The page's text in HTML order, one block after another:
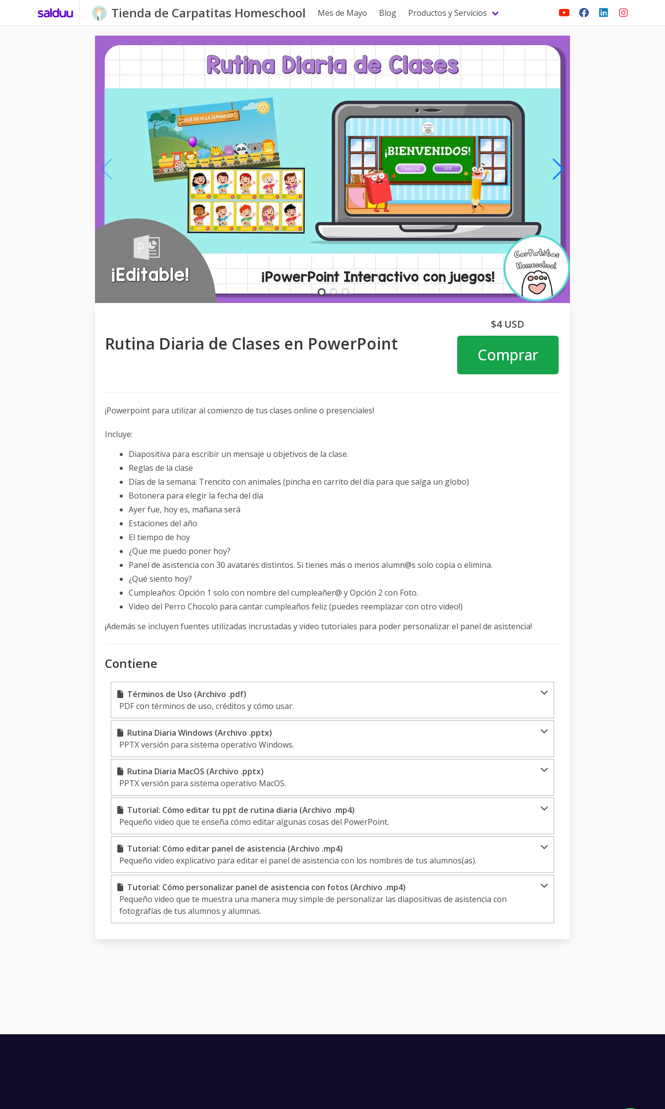
Tienda de Carpatitas Homeschool Mes de Mayo Blog Productos y Servicios
Rutina Diaria de Clases en PowerPoint
$4 USD
Comprar
¡Powerpoint para utilizar al comienzo de tus clases online o presenciales!
Incluye:
Diapositiva para escribir un mensaje u objetivos de la clase.
Reglas de la clase
Días de la semana: Trencito con animales (pincha en carrito del día para que salga un globo)
Botonera para elegir la fecha del día
Ayer fue, hoy es, mañana será
Estaciones del año
El tiempo de hoy
¿Que me puedo poner hoy?
Panel de asistencia con 30 avatares distintos. Si tienes más o menos alumn@s solo copia o elimina.
¿Qué siento hoy?
Cumpleaños: Opción 1 solo con nombre del cumpleañer@ y Opción 2 con Foto.
Video del Perro Chocolo para cantar cumpleaños feliz (puedes reemplazar con otro video!)
¡Además se incluyen fuentes utilizadas incrustadas y video tutoriales para poder personalizar el panel de asistencia!
Contiene
Términos de Uso (Archivo .pdf)
PDF con términos de uso, créditos y cómo usar.
Rutina Diaria Windows (Archivo .pptx)
PPTX versión para sistema operativo Windows.
Rutina Diaria MacOS (Archivo .pptx)
PPTX versión para sistema operativo MacOS.
Tutorial: Cómo editar tu ppt de rutina diaria (Archivo .mp4)
Pequeño video que te enseña cómo editar algunas cosas del PowerPoint.
Tutorial: Cómo editar panel de asistencia (Archivo .mp4)
Pequeño video explicativo para editar el panel de asistencia con los nombres de tus alumnos(as).
Tutorial: Cómo personalizar panel de asistencia con fotos (Archivo .mp4)
Pequeño video que te muestra una manera muy simple de personalizar las diapositivas de asistencia con
fotografías de tus alumnos y alumnas.